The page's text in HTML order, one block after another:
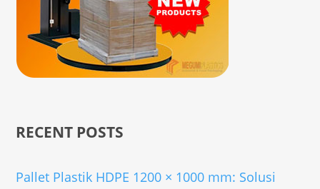
RECENT POSTS
Pallet Plastik HDPE 1200 × 1000 mm: Solusi